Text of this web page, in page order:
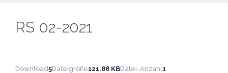
RS 02-2021
Download5Dateigröße121.88 KBDatei-Anzahl1